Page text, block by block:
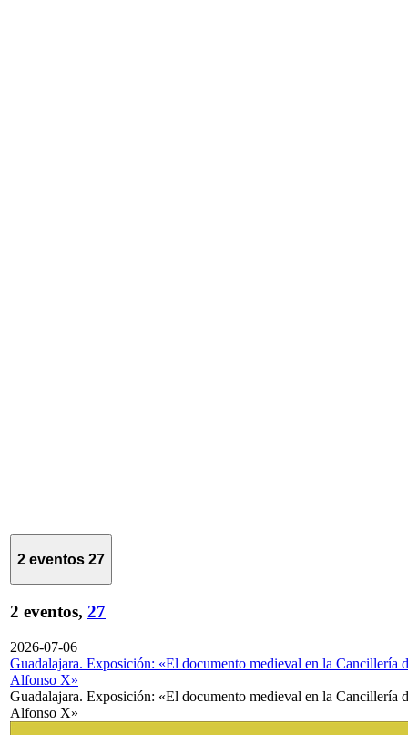
2 eventos 27
2 eventos, 27
2026-07-06
Guadalajara. Exposición: «El documento medieval en la Cancillería
Alfonso X»
Guadalajara. Exposición: «El documento medieval en la Cancillería
Alfonso X»